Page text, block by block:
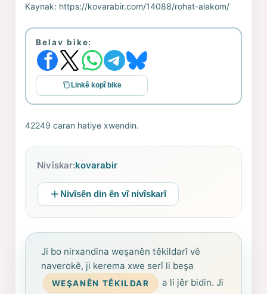
Kaynak: https://kovarabir.com/14088/rohat-alakom/
Belav bike:
Linkê kopî bike
42249 caran hatiye xwendin.
Nivîskar:kovarabir
Nivîsên din ên vî nivîskarî
Ji bo nirxandina weşanên têkildarî vê
naverokê, ji kerema xwe serî li beşa
WEŞANÊN TÊKILDAR
a li jêr bidin. Ji